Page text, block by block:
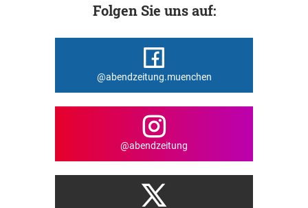
Folgen Sie uns auf:
@abendzeitung.muenchen
@abendzeitung